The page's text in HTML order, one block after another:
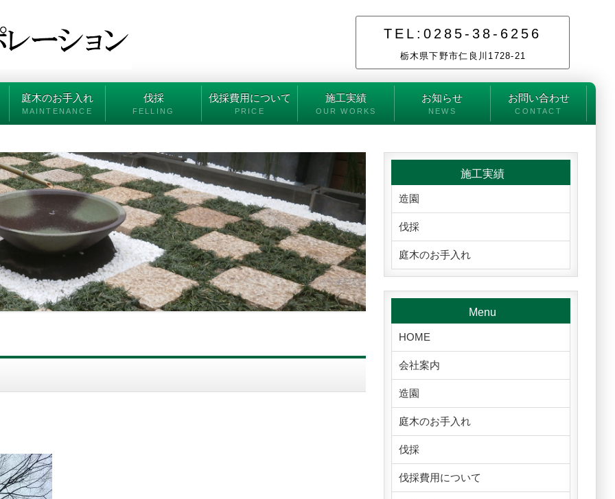
TEL:0285-38-6256
栃木県下野市仁良川1728-21
庭木のお手入れ
MAINTENANCE
伐採
FELLING
伐採費用について
PRICE
施工実績
OUR WORKS
お知らせ
NEWS
お問い合わせ
CONTACT
施工実績
造園
伐採
庭木のお手入れ
Menu
HOME
会社案内
造園
庭木のお手入れ
伐採
伐採費用について